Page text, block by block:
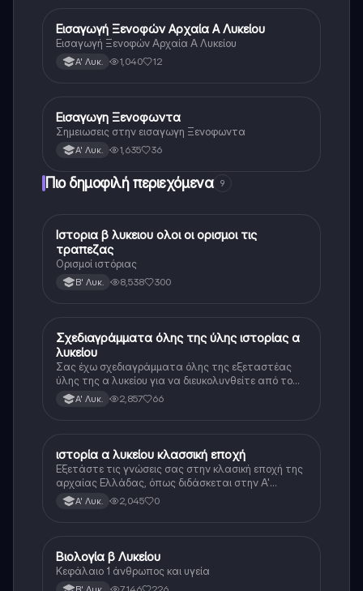
Αρχαία Ελληνικά
Εισαγωγή Ξενοφών Αρχαία Α Λυκείου
Εισαγωγή Ξενοφών Αρχαία Α Λυκείου
Α' Λυκ. 1,040 12
Αρχαία Ελληνικά
Εισαγωγη Ξενοφωντα
Σημειωσεις στην εισαγωγη Ξενοφωντα
Α' Λυκ. 1,635 36
Πιο δημοφιλή περιεχόμενα 9
Ιστορία
Ιστορια β λυκειου ολοι οι ορισμοι τις
τραπεζας
Ορισμοί ιστόριας
Β' Λυκ. 8,538 300
Ιστορία
Σχεδιαγράμματα όλης της ύλης ιστορίας α
λυκείου
Σας έχω σχεδιαγράμματα όλης της εξεταστέας
ύλης της α λυκείου για να διευκολυνθείτε από το
τεράστιο βάρος του βιβλίου
Α' Λυκ. 2,857 66
Ιστορία
ιστορία α λυκείου κλασσική εποχή
Εξετάστε τις γνώσεις σας στην κλασική εποχή της
αρχαίας Ελλάδας, όπως διδάσκεται στην Α'
Λυκείου.Α' Λυκ. 2,045 0
Βιολογία
Βιολογία β Λυκείου
Κεφάλαιο 1 άνθρωπος και υγεία